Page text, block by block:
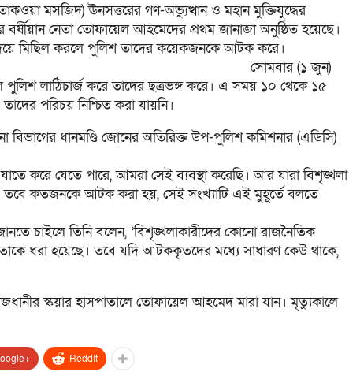
মসজিদ) ঊনসত্তরের গণ-অভ্যুত্থান ও মহান মুক্তিযুদ্ধের
নেতা তোফায়েল আহমেদের প্রথম জানাজা অনুষ্ঠিত হয়েছে।
দিয়ে মিছিল করলে পুলিশ তাদের কয়েকজনকে আটক করে।
সোমবার (১ জুন)
পুলিশ লাঠিচার্জ করে তাদের ছত্রভঙ্গ করে। এ সময় ১০ থেকে ১৫
পরিচয় নিশ্চিত করা যায়নি।
বিভাগের ধানমণ্ডি জোনের অতিরিক্ত উপ-পুলিশ কমিশনার (এডিসি)
করে যেতে পারে, আমরা সেই ব্যবস্থা করেছি। আর যারা বিশৃঙ্খলা
কতজনকে আটক করা হয়, সেই সংখ্যাটি এই মুহূর্তে বলতে
চাইলে তিনি বলেন, ‘বিশৃঙ্খলাকারীদের কোনো রাজনৈতিক
ধরা হয়েছে। তবে যদি আটককৃতদের মধ্যে সাধারণ কেউ থাকে,
স্কয়ার হাসপাতালে তোফায়েল আহমেদ মারা যান। মৃত্যুকালে
ReddIt